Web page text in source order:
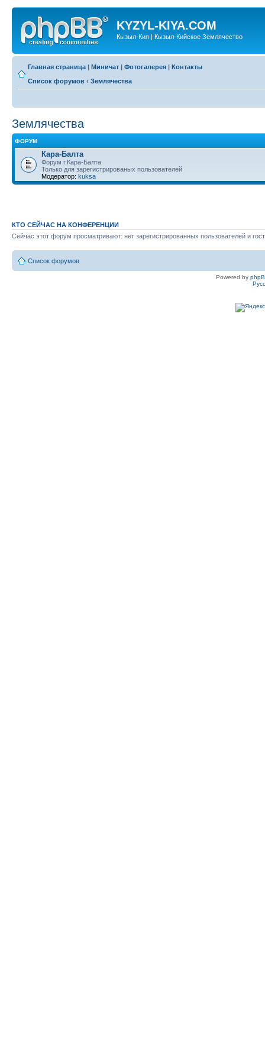
KYZYL-KIYA.COM
Кызыл-Кия | Кызыл-Кийское Землячество
Главная страница | Миничат | Фотогалерея | Контакты
Список форумов ‹ Землячества
Землячества
ФОРУМ
Кара-Балта
Форум г.Кара-Балта
Только для зарегистрированых пользователей
Модератор: kuksa
КТО СЕЙЧАС НА КОНФЕРЕНЦИИ
Сейчас этот форум просматривают: нет зарегистрированных пользователей и
Список форумов
Powered by